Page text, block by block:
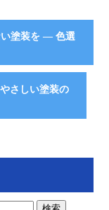
い塗装を ― 色選
さしい塗装の